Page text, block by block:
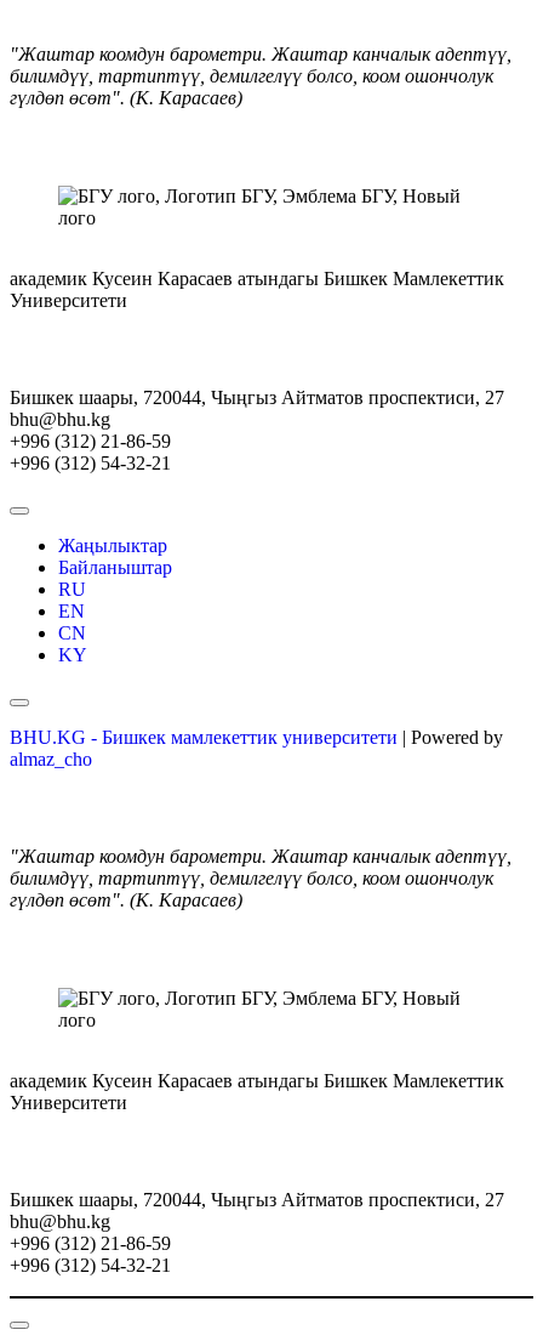
"Жаштар коомдун барометри. Жаштар канчалык адептүү,
билимдүү, тартиптүү, демилгелүү болсо, коом ошончолук
гүлдөп өсөт". (К. Карасаев)
академик Кусеин Карасаев атындагы Бишкек Мамлекеттик
Университети
Бишкек шаары, 720044, Чыңгыз Айтматов проспектиси, 27
bhu@bhu.kg
+996 (312) 21-86-59
+996 (312) 54-32-21
Жаңылыктар
Байланыштар
RU
EN
CN
KY
BHU.KG - Бишкек мамлекеттик университети | Powered by
almaz_cho
"Жаштар коомдун барометри. Жаштар канчалык адептүү,
билимдүү, тартиптүү, демилгелүү болсо, коом ошончолук
гүлдөп өсөт". (К. Карасаев)
академик Кусеин Карасаев атындагы Бишкек Мамлекеттик
Университети
Бишкек шаары, 720044, Чыңгыз Айтматов проспектиси, 27
bhu@bhu.kg
+996 (312) 21-86-59
+996 (312) 54-32-21